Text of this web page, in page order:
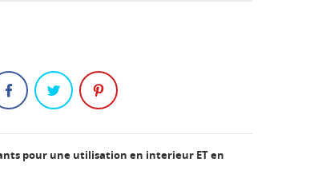
pour une utilisation en interieur ET en